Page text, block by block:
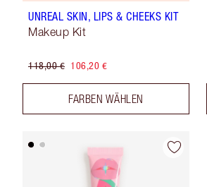
UNREAL SKIN, LIPS & CHEEKS KIT
Makeup Kit
118,00 € 106,20 €
FARBEN WÄHLEN